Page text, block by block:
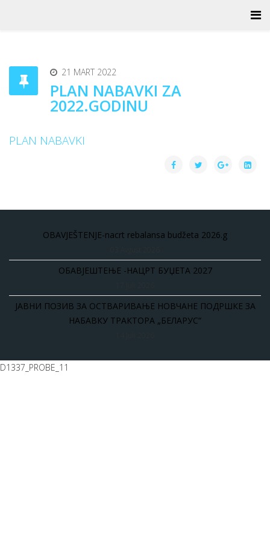
21 MART 2022
PLAN NABAVKI ZA
2022.GODINU
PLAN NABAVKI
OBAVJEŠTENJE-nacrt rebalansa budžeta 2026.g
ОБАВЈЕШТЕЊЕ -НАЦРТ БУЏЕТА 2027
ЈАВНИ ПОЗИВ ЗА ОСТВАРИВАЊЕ НОВЧАНЕ ПОДРШКЕ ЗА
НАБАВКУ ТРАКТОРА „БЕЛАРУС“